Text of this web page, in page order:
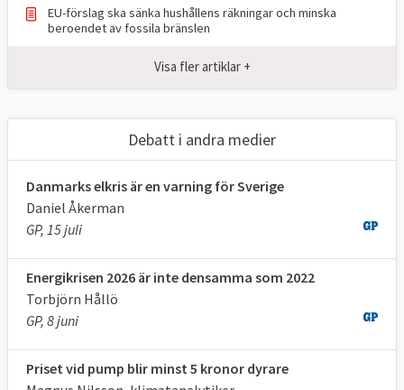
Energi är ett av de viktigaste
området och handlar bland annat om att
EU-förslag ska sänka hushållens räkningar och minska
beroendet av fossila bränslen
Visa fler artiklar +
Debatt i andra medier
Danmarks elkris är en varning för Sverige
Daniel Åkerman
GP, 15 juli
Energikrisen 2026 är inte densamma som 2022
Torbjörn Hållö
GP, 8 juni
Priset vid pump blir minst 5 kronor dyrare